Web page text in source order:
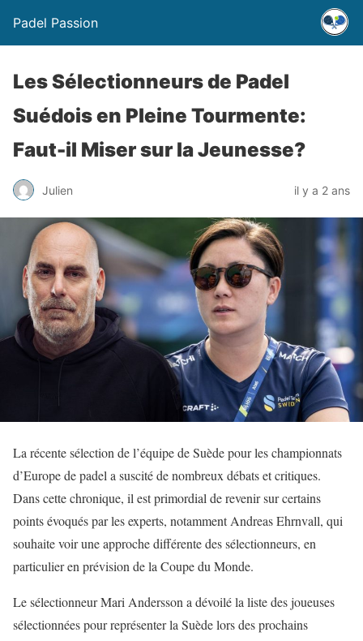
Padel Passion
Les Sélectionneurs de Padel
Suédois en Pleine Tourmente:
Faut-il Miser sur la Jeunesse?
Julien il y a 2 ans
La récente sélection de l’équipe de Suède pour les championnats
d’Europe de padel a suscité de nombreux débats et critiques.
Dans cette chronique, il est primordial de revenir sur certains
points évoqués par les experts, notamment Andreas Ehrnvall, qui
souhaite voir une approche différente des sélectionneurs, en
particulier en prévision de la Coupe du Monde.
Le sélectionneur Mari Andersson a dévoilé la liste des joueuses
sélectionnées pour représenter la Suède lors des prochains